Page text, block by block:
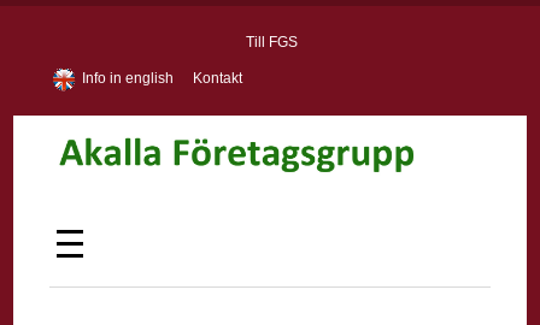
Till FGS
Info in english Kontakt